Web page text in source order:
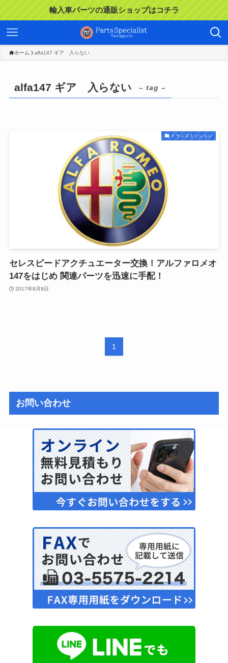
輸入車パーツの通販ショップはコチラ
ホーム alfa147 ギア 入らない
alfa147 ギア 入らない – tag –
トランスミッション
セレスピードアクチュエーター交換！アルファロメオ
147をはじめ 関連パーツを迅速に手配！
2017年9月9日
1
お問い合わせ